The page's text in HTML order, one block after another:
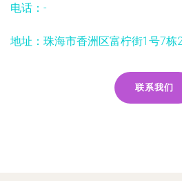
电话：-
地址：珠海市香洲区富柠街1号7栋
联系我们